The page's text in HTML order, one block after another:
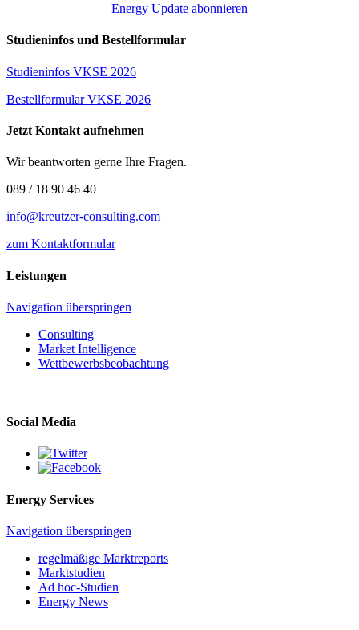
Energy Update abonnieren
Studieninfos und Bestellformular
Studieninfos VKSE 2026
Bestellformular VKSE 2026
Jetzt Kontakt aufnehmen
Wir beantworten gerne Ihre Fragen.
089 / 18 90 46 40
info@kreutzer-consulting.com
zum Kontaktformular
Leistungen
Navigation überspringen
Consulting
Market Intelligence
Wettbewerbs­beobachtung
Social Media
Energy Services
Navigation überspringen
regelmäßige Marktreports
Marktstudien
Ad hoc-Studien
Energy News